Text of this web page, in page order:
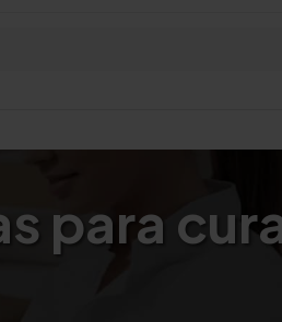
para